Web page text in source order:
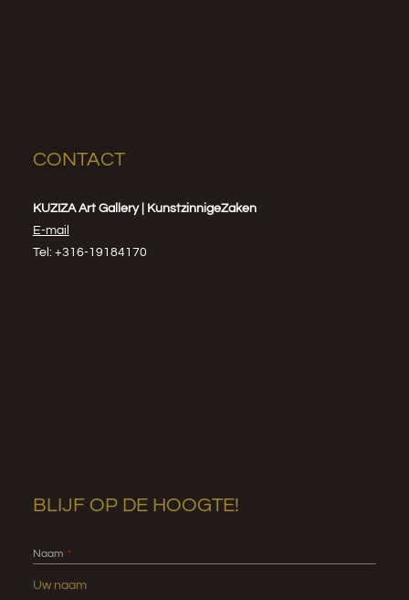
CONTACT
KUZIZA Art Gallery | KunstzinnigeZaken
E-mail
Tel: +316-19184170
BLIJF OP DE HOOGTE!
Naam